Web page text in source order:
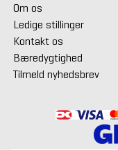
Om os
Ledige stillinger
Kontakt os
Bæredygtighed
Tilmeld nyhedsbrev